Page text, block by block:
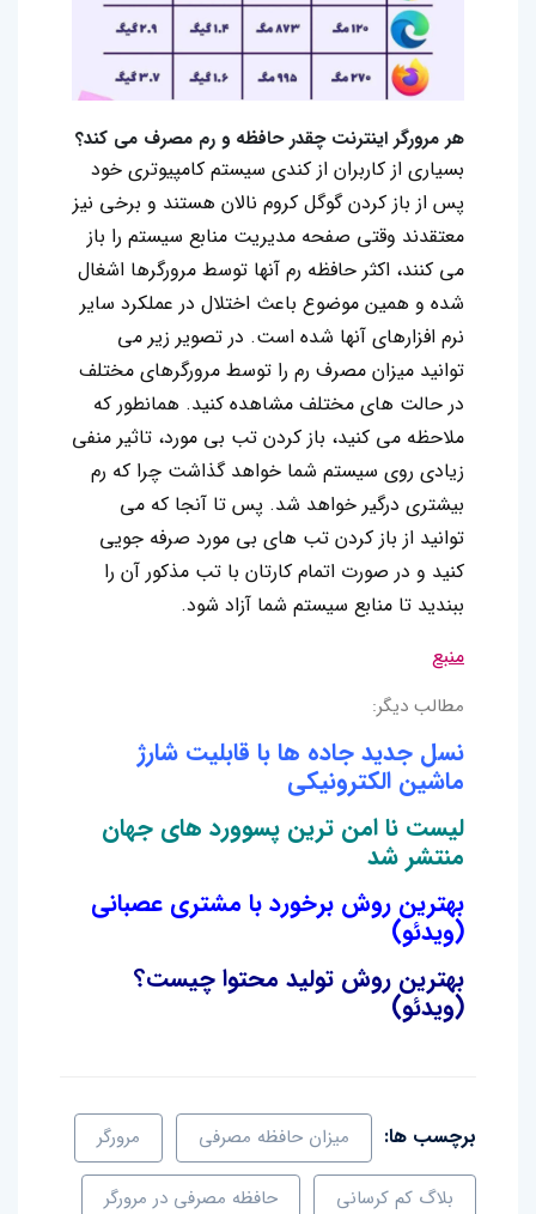
هر مرورگر اینترنت چقدر حافظه و رم مصرف می کند؟
بسیاری از کاربران از کندی سیستم کامپیوتری خود
پس از باز کردن گوگل کروم نالان هستند و برخی نیز
معتقدند وقتی صفحه مدیریت منابع سیستم را باز
می کنند، اکثر حافظه رم آنها توسط مرورگرها اشغال
شده و همین موضوع باعث اختلال در عملکرد سایر
نرم افزارهای آنها شده است. در تصویر زیر می
توانید میزان مصرف رم را توسط مرورگرهای مختلف
در حالت های مختلف مشاهده کنید. همانطور که
ملاحظه می کنید، باز کردن تب بی مورد، تاثیر منفی
زیادی روی سیستم شما خواهد گذاشت چرا که رم
بیشتری درگیر خواهد شد. پس تا آنجا که می
توانید از باز کردن تب های بی مورد صرفه جویی
کنید و در صورت اتمام کارتان با تب مذکور آن را
ببندید تا منابع سیستم شما آزاد شود.
منبع
مطالب دیگر:
نسل جدید جاده ها با قابلیت شارژ
ماشین الکترونیکی
لیست نا امن ترین پسوورد های جهان
منتشر شد
بهترین روش برخورد با مشتری عصبانی
(ویدئو)
بهترین روش تولید محتوا چیست؟
(ویدئو)
برچسب ها: میزان حافظه مصرفی مرورگر
بلاگ کم کرسانی حافظه مصرفی در مرورگر